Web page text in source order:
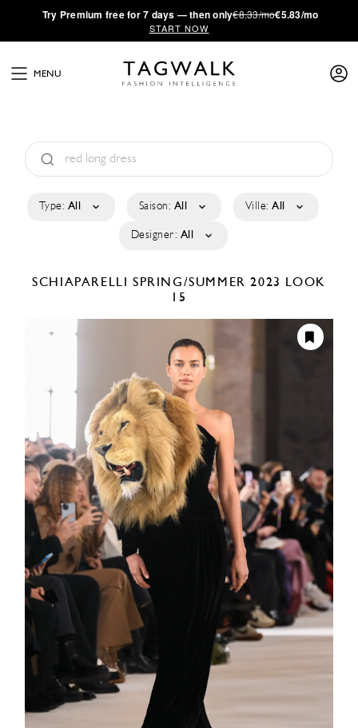
·Try Premium free for 7 days — then only€8.33/mo€5.83/mo
START NOW
MENU
Type: All Saison: All Ville: All
Designer: All
SCHIAPARELLI SPRING/SUMMER 2023 LOOK
15